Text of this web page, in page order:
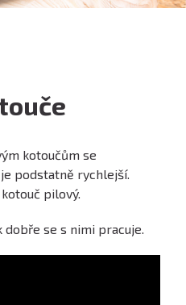
kotoučům se
podstatně rychlejší.
pilový.
dobře se s nimi pracuje.